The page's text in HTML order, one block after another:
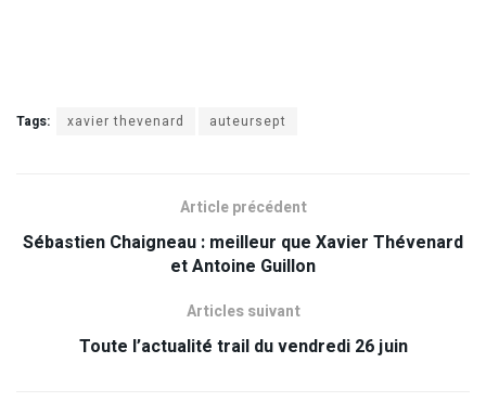
Tags: xavier thevenard auteursept
Article précédent
Sébastien Chaigneau : meilleur que Xavier Thévenard
et Antoine Guillon
Articles suivant
Toute l’actualité trail du vendredi 26 juin